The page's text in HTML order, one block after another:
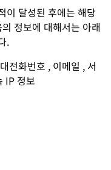
이 달성된 후에는 해당
정보에 대해서는 아래
.
전화번호 , 이메일 , 서
IP 정보